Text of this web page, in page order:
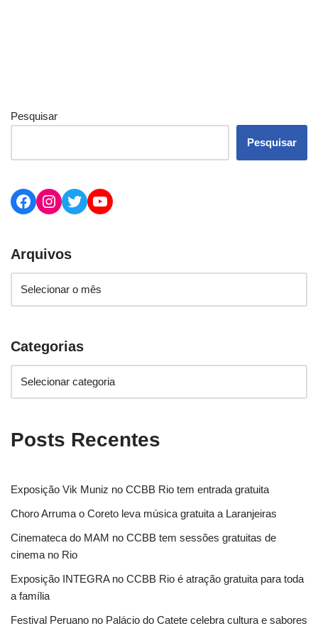
Pesquisar
Pesquisar
Arquivos
Categorias
Posts Recentes
Exposição Vik Muniz no CCBB Rio tem entrada gratuita
Choro Arruma o Coreto leva música gratuita a Laranjeiras
Cinemateca do MAM no CCBB tem sessões gratuitas de
cinema no Rio
Exposição INTEGRA no CCBB Rio é atração gratuita para toda
a família
Festival Peruano no Palácio do Catete celebra cultura e sabores